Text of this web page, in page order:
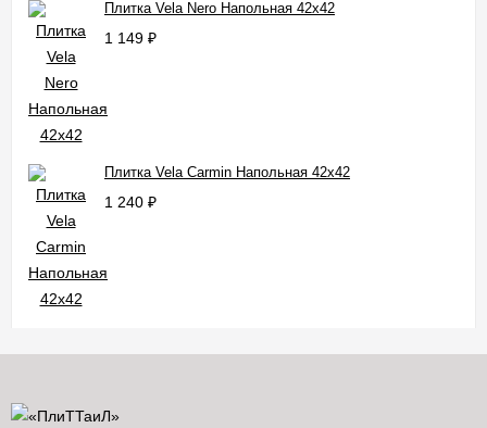
Плитка Vela Nero Напольная 42x42
1 149 ₽
Плитка Vela Carmin Напольная 42x42
1 240 ₽